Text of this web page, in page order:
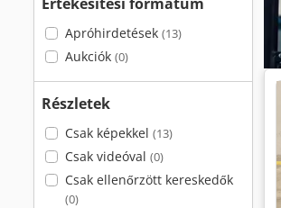
Apróhirdetések (13)
Aukciók (0)
Részletek
Csak képekkel (13)
Csak videóval (0)
Csak ellenőrzött kereskedők
(0)